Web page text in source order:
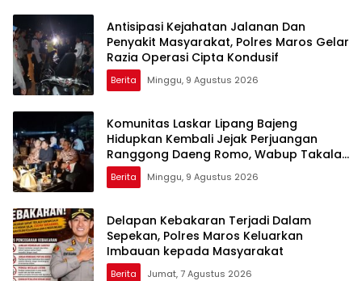
Antisipasi Kejahatan Jalanan Dan
Penyakit Masyarakat, Polres Maros Gelar
Razia Operasi Cipta Kondusif
Berita Minggu, 9 Agustus 2026
Komunitas Laskar Lipang Bajeng
Hidupkan Kembali Jejak Perjuangan
Ranggong Daeng Romo, Wabup Takalar:
Apresiasi Bahwa Sejarah Adalah
Warisan yang Tak Ternilai”.
Berita Minggu, 9 Agustus 2026
Delapan Kebakaran Terjadi Dalam
Sepekan, Polres Maros Keluarkan
Imbauan kepada Masyarakat
Berita Jumat, 7 Agustus 2026